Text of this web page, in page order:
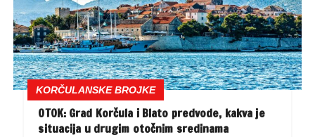
KORČULANSKE BROJKE
OTOK: Grad Korčula i Blato predvode, kakva je
situacija u drugim otočnim sredinama